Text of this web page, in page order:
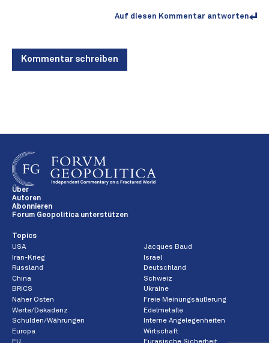
Auf diesen Kommentar antworten
Kommentar schreiben
Über
Autoren
Abonnieren
Forum Geopolitica unterstützen
Topics
USA
Jacques Baud
Iran-Krieg
Israel
Russland
Deutschland
China
Schweiz
BRICS
Ukraine
Naher Osten
Freie Meinungsäußerung
Werte/Dekadenz
Edelmetalle
Schulden/Währungen
Interne Angelegenheiten
Europa
Wirtschaft